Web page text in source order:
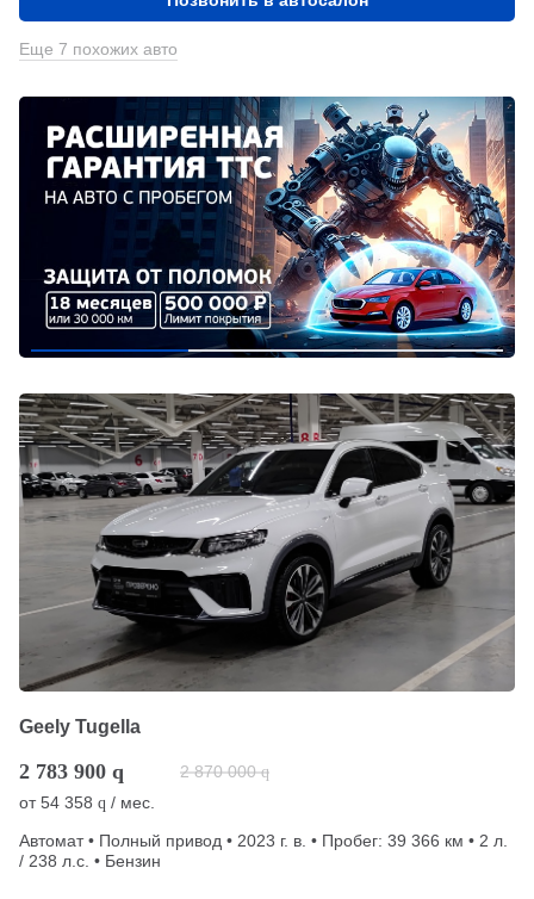
Еще 7 похожих авто
Geely Tugella
2 783 900 q 2 870 000 q
от54 358 q / мес.
Автомат • Полный привод • 2023 г. в. • Пробег: 39 366 км • 2 л.
/ 238 л.с. • Бензин